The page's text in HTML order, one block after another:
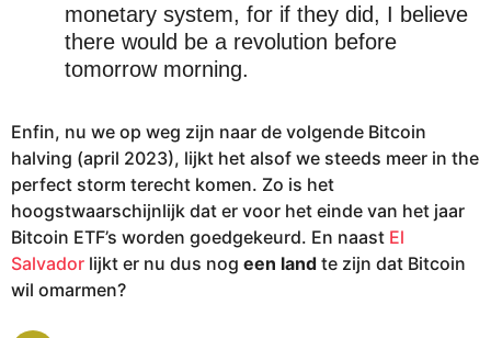
monetary system, for if they did, I believe
there would be a revolution before
tomorrow morning.
Enfin, nu we op weg zijn naar de volgende Bitcoin
halving (april 2023), lijkt het alsof we steeds meer in the
perfect storm terecht komen. Zo is het
hoogstwaarschijnlijk dat er voor het einde van het jaar
Bitcoin ETF’s worden goedgekeurd. En naast El
Salvador lijkt er nu dus nog een land te zijn dat Bitcoin
wil omarmen?